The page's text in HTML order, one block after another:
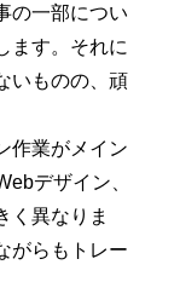
の一部につい
ます。それに
いものの、頑
作業がメイン
デザイン、
く異なりま
がらもトレー